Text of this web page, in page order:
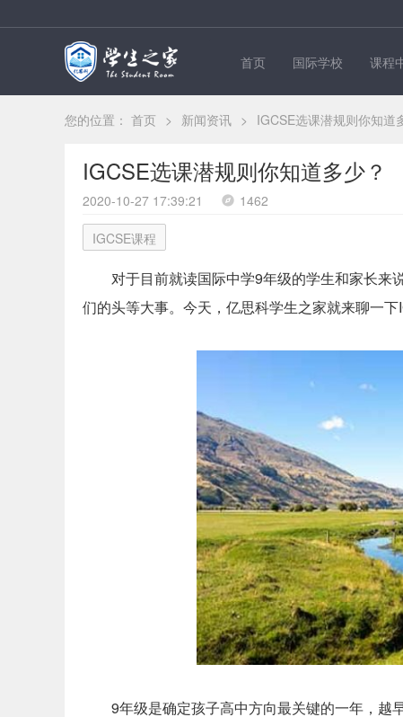
首页 国际学校 课程
您的位置： 首页 > 新闻资讯 > IGCSE选课潜规则你知道
IGCSE选课潜规则你知道多少？
2020-10-27 17:39:21 1462
IGCSE课程
对于目前就读国际中学9年级的学生和家长来
们的头等大事。今天， 亿思科学生之家就来聊一下
9年级是确定孩子高中方向最关键的一年，越